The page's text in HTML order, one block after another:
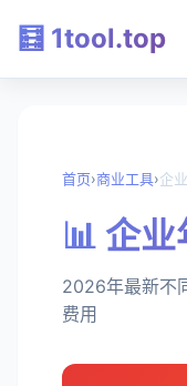
🧮 1tool.top
首页›商业工具›企
📊 企
2026年最新不
费用